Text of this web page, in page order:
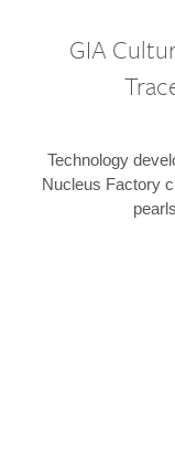
GIA
Technology
Nucleus Factory